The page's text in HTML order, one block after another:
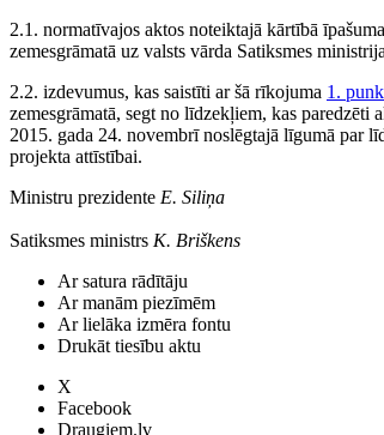
2.1. normatīvajos aktos noteiktajā kārtībā
zemesgrāmatā uz valsts vārda Satiksmes
2.2. izdevumus, kas saistīti ar šā rīkojuma 1.
zemesgrāmatā, segt no līdzekļiem, kas
2015. gada 24. novembrī noslēgtajā līgumā par
projekta attīstībai.
Ministru prezidente E. Siliņa
Satiksmes ministrs K. Briškens
Ar satura rādītāju
Ar manām piezīmēm
Ar lielāka izmēra fontu
Drukāt tiesību aktu
X
Facebook
Draugiem.lv